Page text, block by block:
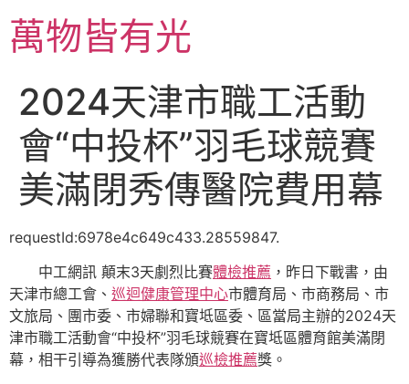
主萬物皆有光
2024天津市職工活動
會“中投杯”羽毛球競賽
美滿閉秀傳醫院費用幕
requestId:6978e4c649c433.28559847.
中工網訊 顛末3天劇烈比賽體檢推薦 ，昨日下戰書，由
天津市總工會、 巡迴健康管理中心市體育局、市商務局、市
文旅局、團市委、市婦聯和寶坻區委、區當局主辦的2024天
津市職工活動會“中投杯”羽毛球競賽在寶坻區體育館美滿閉
幕，相干引導為獲勝代表隊頒巡檢推薦獎。